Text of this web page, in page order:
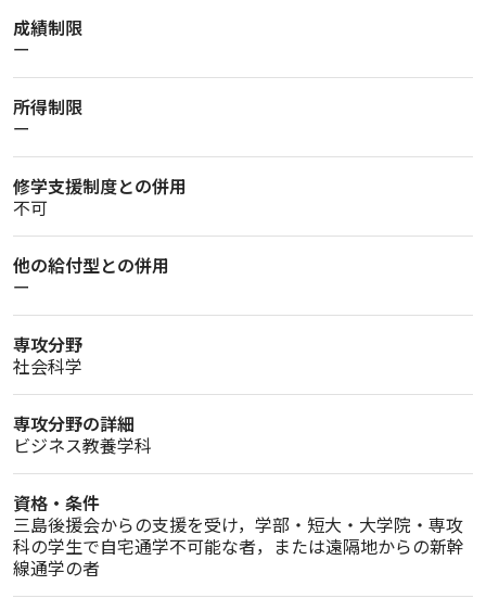
成績制限
ー
所得制限
ー
修学支援制度との併用
不可
他の給付型との併用
ー
専攻分野
社会科学
専攻分野の詳細
ビジネス教養学科
資格・条件
三島後援会からの支援を受け，学部・短大・大学院・専攻
科の学生で自宅通学不可能な者，または遠隔地からの新幹
線通学の者